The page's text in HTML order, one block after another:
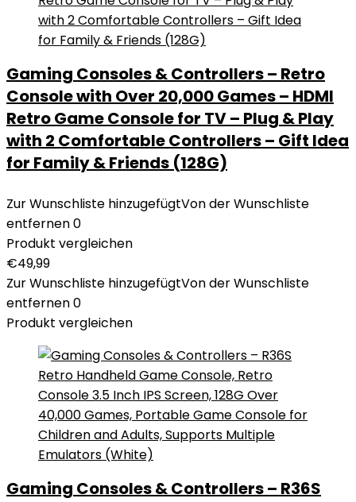
Gaming Consoles & Controllers – Retro
Console with Over 20,000 Games – HDMI
Retro Game Console for TV – Plug & Play
with 2 Comfortable Controllers – Gift Idea
for Family & Friends (128G)
Zur Wunschliste hinzugefügtVon der Wunschliste
entfernen0
Produkt vergleichen
€49,99
Zur Wunschliste hinzugefügtVon der Wunschliste
entfernen0
Produkt vergleichen
Gaming Consoles & Controllers – R36S